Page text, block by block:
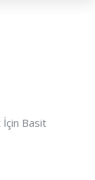
İçin Basit